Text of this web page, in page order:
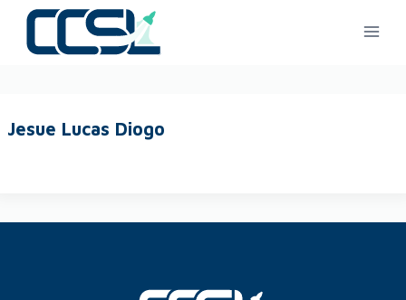
Jesue Lucas Diogo